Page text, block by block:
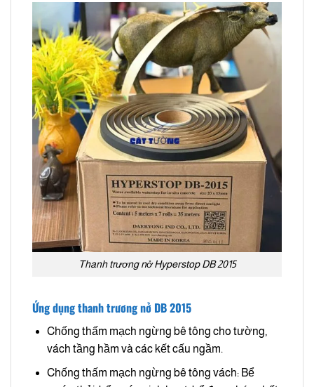
Thanh trương nở Hyperstop DB 2015
Ứng dụng thanh trương nở DB 2015
Chống thấm mạch ngừng bê tông cho tường,
vách tầng hầm và các kết cấu ngầm.
Chống thấm mạch ngừng bê tông vách: Bể